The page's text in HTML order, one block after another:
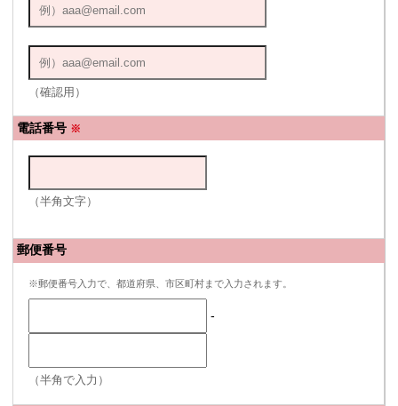
（確認用）
電話番号 ※
（半角文字）
郵便番号
※郵便番号入力で、都道府県、市区町村まで入力されます。
-
（半角で入力）